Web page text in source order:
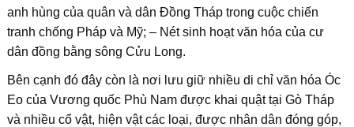
anh hùng của quân và dân Đồng Tháp trong cuộc chiến
tranh chống Pháp và Mỹ; – Nét sinh hoạt văn hóa của cư
dân đồng bằng sông Cửu Long.
Bên cạnh đó đây còn là nơi lưu giữ nhiều di chỉ văn hóa Óc
Eo của Vương quốc Phù Nam được khai quật tại Gò Tháp
và nhiều cổ vật, hiện vật các loại, được nhân dân đóng góp,